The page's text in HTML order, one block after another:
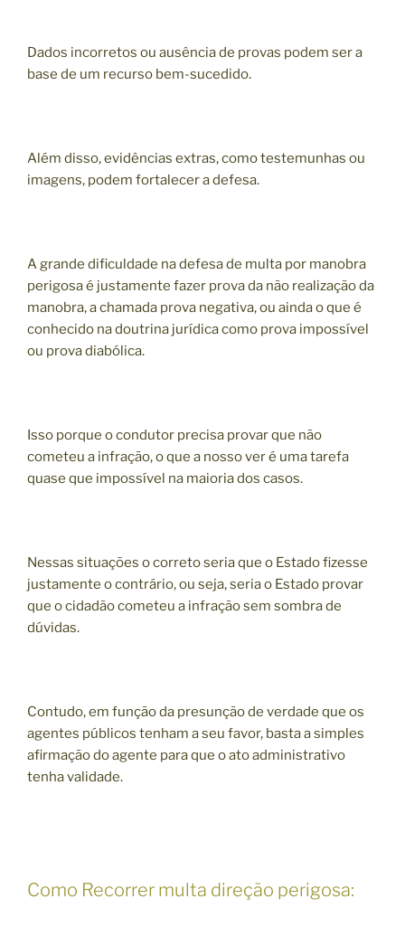
Dados incorretos ou ausência de provas podem ser a
base de um recurso bem-sucedido.
Além disso, evidências extras, como testemunhas ou
imagens, podem fortalecer a defesa.
A grande dificuldade na defesa de multa por manobra
perigosa é justamente fazer prova da não realização da
manobra, a chamada prova negativa, ou ainda o que é
conhecido na doutrina jurídica como prova impossível
ou prova diabólica.
Isso porque o condutor precisa provar que não
cometeu a infração, o que a nosso ver é uma tarefa
quase que impossível na maioria dos casos.
Nessas situações o correto seria que o Estado fizesse
justamente o contrário, ou seja, seria o Estado provar
que o cidadão cometeu a infração sem sombra de
dúvidas.
Contudo, em função da presunção de verdade que os
agentes públicos tenham a seu favor, basta a simples
afirmação do agente para que o ato administrativo
tenha validade.
Como Recorrer multa direção perigosa: